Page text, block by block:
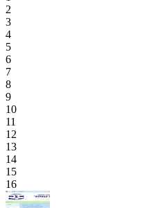
2
3
4
5
6
7
8
9
10
11
12
13
14
15
16